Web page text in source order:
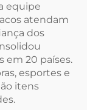
equipe
atendam
dos
em 20 países.
esportes e
itens